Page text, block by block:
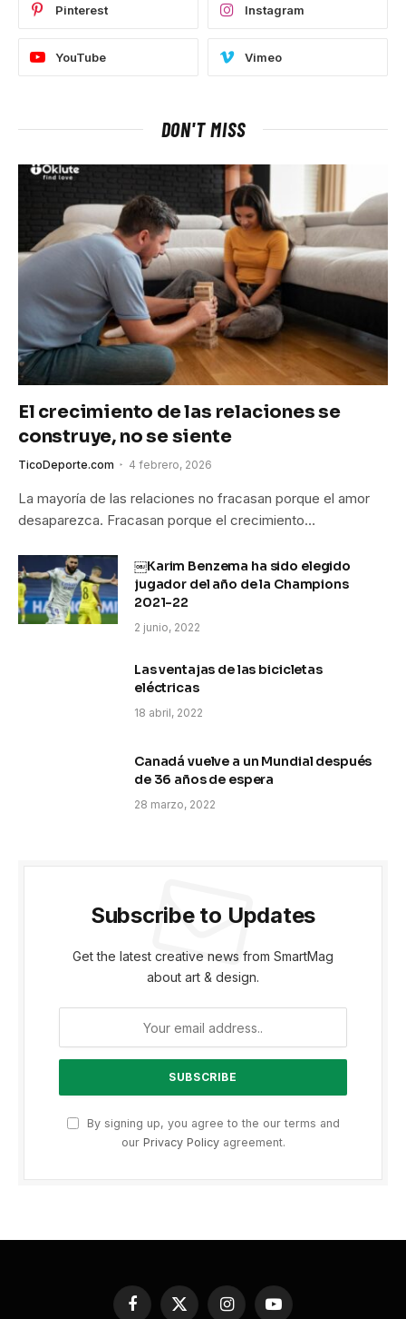
Pinterest Instagram
YouTube Vimeo
DON'T MISS
El crecimiento de las relaciones se
construye, no se siente
TicoDeporte.com 4 febrero, 2026
La mayoría de las relaciones no fracasan porque el amor
desaparezca. Fracasan porque el crecimiento…
￼Karim Benzema ha sido elegido
jugador del año de la Champions
2021-22
2 junio, 2022
Las ventajas de las bicicletas
eléctricas
18 abril, 2022
Canadá vuelve a un Mundial después
de 36 años de espera
28 marzo, 2022
Subscribe to Updates
Get the latest creative news from SmartMag
about art & design.
By signing up, you agree to the our terms and
our Privacy Policyagreement.
Facebook
X InstagramYouTube